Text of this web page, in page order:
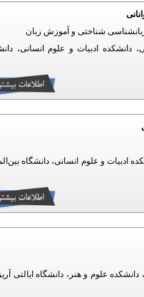
شناختی و آموزش زبان
ادبیات و علوم انسانی، دانشگاه
و علوم انسانی، دانشگاه بین‌المللی
علوم و هنر، دانشگاه ایالتی آریزونا،